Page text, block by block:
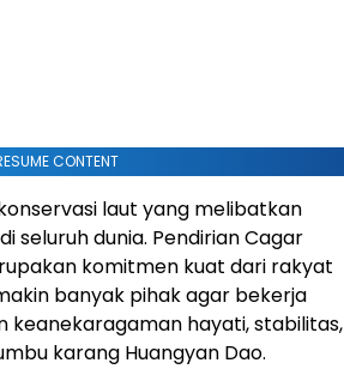
CONTENT
laut yang melibatkan
dunia. Pendirian Cagar
komitmen kuat dari rakyat
banyak pihak agar bekerja
keanekaragaman hayati, stabilitas,
karang Huangyan Dao.